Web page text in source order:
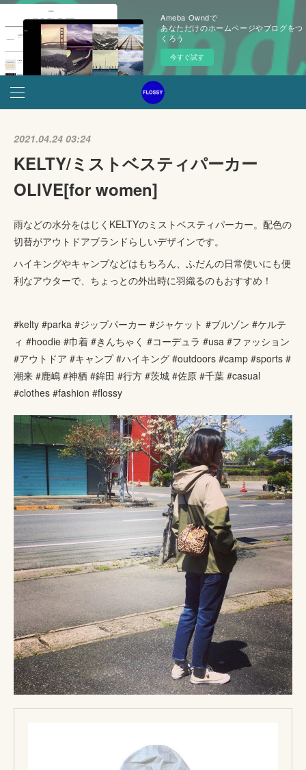
Ameba Owndで
あなただけのホームページやブログをつ
くろう
今すぐ試す
2021.04.24 03:24
KELTY/ミストベスティパーカー
OLIVE[for women]
雨などの水分をはじくKELTYのミストベスティパーカー。配色の
切替がアウトドアブランドらしいデザインです。
ハイキングやキャンプなどはもちろん、ふだんの日常使いにも便
利なアウターで、ちょっとの外出時に羽織るのもおすすめ！
#kelty #parka #ジップパーカー #ジャケット #ブルゾン #ケルテ
ィ #hoodie #巾着 #きんちゃく #コーデュラ #usa #ファッション
#アウトドア #キャンプ #ハイキング #outdoors #camp #sports #
潮来 #鹿嶋 #神栖 #鉾田 #行方 #茨城 #佐原 #千葉 #casual
#clothes #fashion #flossy